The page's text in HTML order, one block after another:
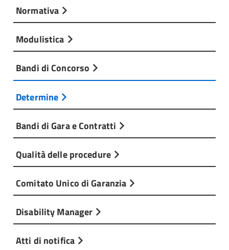
Normativa
Modulistica
Bandi di Concorso
Determine
Bandi di Gara e Contratti
Qualità delle procedure
Comitato Unico di Garanzia
Disability Manager
Atti di notifica